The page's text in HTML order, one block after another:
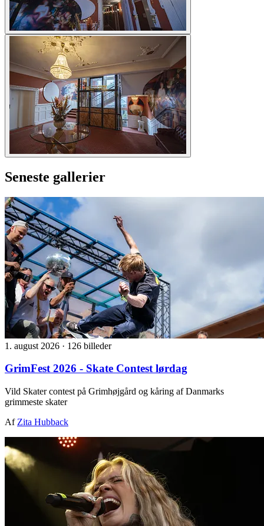
Seneste gallerier
1. august 2026 · 126 billeder
GrimFest 2026 - Skate Contest lørdag
Vild Skater contest på Grimhøjgård og kåring af Danmarks
grimmeste skater
Af Zita Hubback